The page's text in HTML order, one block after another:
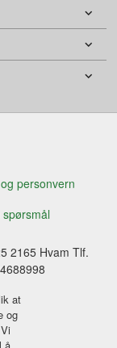
personvern
2165 Hvam Tlf.
at
og